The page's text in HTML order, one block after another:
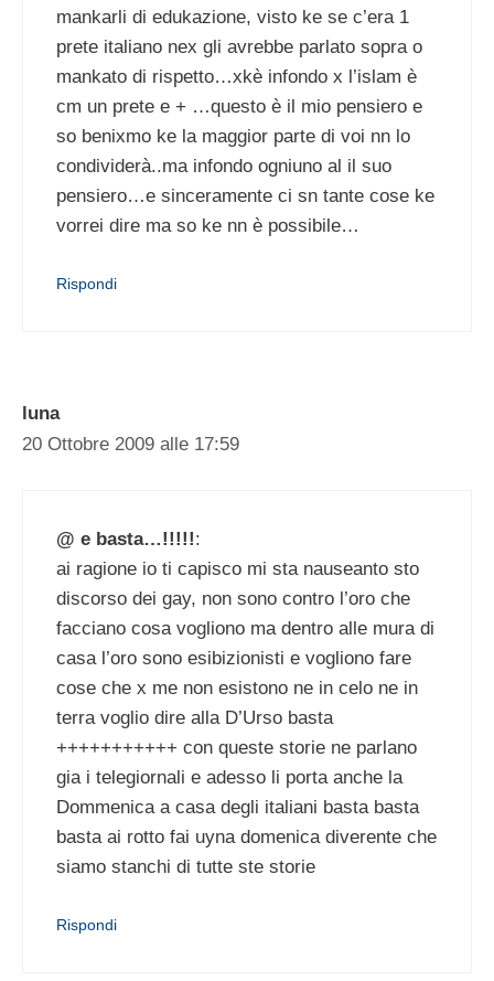
mankarli di edukazione, visto ke se c’era 1
prete italiano nex gli avrebbe parlato sopra o
mankato di rispetto…xkè infondo x l’islam è
cm un prete e + …questo è il mio pensiero e
so benixmo ke la maggior parte di voi nn lo
condividerà..ma infondo ogniuno al il suo
pensiero…e sinceramente ci sn tante cose ke
vorrei dire ma so ke nn è possibile…
Rispondi
luna
20 Ottobre 2009 alle 17:59
@ e basta…!!!!!:
ai ragione io ti capisco mi sta nauseanto sto
discorso dei gay, non sono contro l’oro che
facciano cosa vogliono ma dentro alle mura di
casa l’oro sono esibizionisti e vogliono fare
cose che x me non esistono ne in celo ne in
terra voglio dire alla D’Urso basta
+++++++++++ con queste storie ne parlano
gia i telegiornali e adesso li porta anche la
Dommenica a casa degli italiani basta basta
basta ai rotto fai uyna domenica diverente che
siamo stanchi di tutte ste storie
Rispondi